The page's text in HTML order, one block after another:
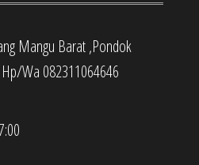
Mangu Barat ,Pondok
Wa 082311064646